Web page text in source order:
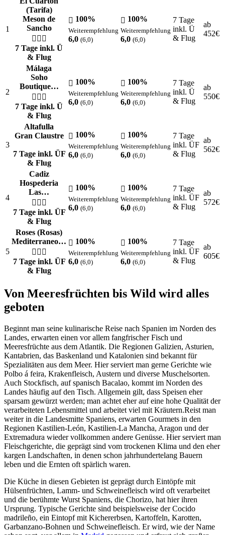
1
(Tarifa)
Meson de
Sancho
7 Tage inkl. Ü
& Flug
100%
Weiterempfehlung
6,0 (6,0)
100%
Weiterempfehlung
6,0 (6,0)
7 Tage
inkl. Ü
& Flug
ab
452€
2
Málaga
Soho
Boutique…
7 Tage inkl. Ü
& Flug
100%
Weiterempfehlung
6,0 (6,0)
100%
Weiterempfehlung
6,0 (6,0)
7 Tage
inkl. Ü
& Flug
ab
550€
3
Altafulla
Gran Claustre
7 Tage inkl. ÜF
& Flug
100%
Weiterempfehlung
6,0 (6,0)
100%
Weiterempfehlung
6,0 (6,0)
7 Tage
inkl. ÜF
& Flug
ab
562€
4
Cadiz
Hospederia
Las…
7 Tage inkl. ÜF
& Flug
100%
Weiterempfehlung
6,0 (6,0)
100%
Weiterempfehlung
6,0 (6,0)
7 Tage
inkl. ÜF
& Flug
ab
572€
5
Roses (Rosas)
Mediterraneo…
7 Tage inkl. ÜF
& Flug
100%
Weiterempfehlung
6,0 (6,0)
100%
Weiterempfehlung
6,0 (6,0)
7 Tage
inkl. ÜF
& Flug
ab
605€
Von Meeresfrüchten bis Wild wird alles
geboten
Beginnt man seine kulinarische Reise nach Spanien im Norden des
Landes, erwarten einen vor allem fangfrischer Fisch und
Meeresfrüchte aus dem Atlantik. Die Regionen Galizien, Asturien,
Kantabrien, das Baskenland und Katalonien sind bekannt für
Spezialitäten aus dem Meer. Hier serviert man gerne Gerichte wie
Polbo á feira, Krakenfleisch, Austern und diverse Muschelsorten.
Auch Stockfisch, auf spanisch Bacalao, kommt im Norden des
Landes häufig auf den Tisch. Allgemein gilt, dass Speisen eher
sparsam gewürzt werden; man achtet eher auf eine hohe Qualität der
verarbeiteten Lebensmittel und arbeitet viel mit Kräutern.Reist man
weiter in die Landesmitte Spaniens, erwarten Gourmets in den
Regionen Kastilien-León, Kastilien-La Mancha, Aragon und der
Extremadura wieder vollkommen andere Genüsse. Hier serviert man
Fleischgerichte, die geprägt sind vom trockenen Klima und den eher
kargen Landschaften, in denen schon jahrhundertelang Bauern
leben und die Ernten oft spärlich waren.
Die Küche in diesen Gebieten ist geprägt durch Eintöpfe mit
Hülsenfrüchten, Lamm- und Schweinefleisch wird oft verarbeitet
und die berühmte Wurst Spaniens, die Chorizo, hat hier ihren
Ursprung. Typische Gerichte sind beispielsweise der Cocido
madrileño, ein Eintopf mit Kichererbsen, Kartoffeln, Karotten,
Garbanzano-Bohnen und Schweinefleisch. Er wird, wie der Name